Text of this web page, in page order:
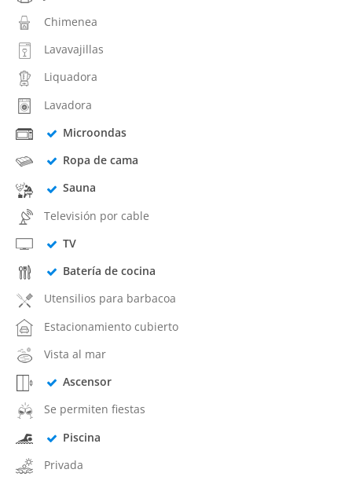
Chimenea
Lavavajillas
Liquadora
Lavadora
Microondas
Ropa de cama
Sauna
Televisión por cable
TV
Batería de cocina
Utensilios para barbacoa
Estacionamiento cubierto
Vista al mar
Ascensor
Se permiten fiestas
Piscina
Privada